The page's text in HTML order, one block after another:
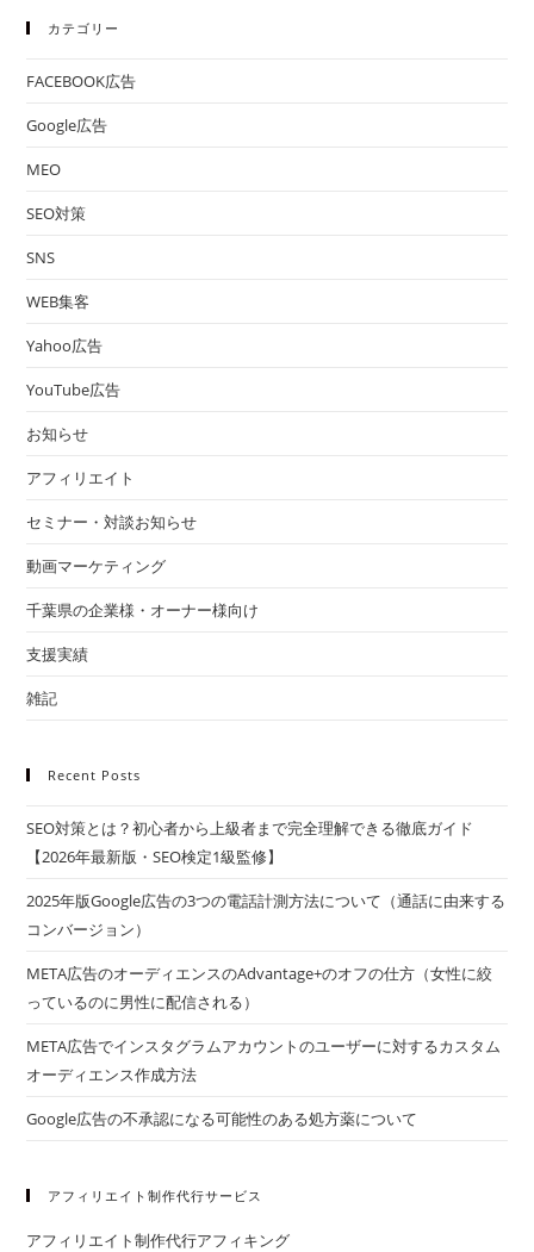
カテゴリー
FACEBOOK広告
Google広告
MEO
SEO対策
SNS
WEB集客
Yahoo広告
YouTube広告
お知らせ
アフィリエイト
セミナー・対談お知らせ
動画マーケティング
千葉県の企業様・オーナー様向け
支援実績
雑記
Recent Posts
SEO対策とは？初心者から上級者まで完全理解できる徹底ガイド
【2026年最新版・SEO検定1級監修】
2025年版Google広告の3つの電話計測方法について（通話に由来する
コンバージョン）
META広告のオーディエンスのAdvantage+のオフの仕方（女性に絞
っているのに男性に配信される）
META広告でインスタグラムアカウントのユーザーに対するカスタム
オーディエンス作成方法
Google広告の不承認になる可能性のある処方薬について
アフィリエイト制作代行サービス
アフィリエイト制作代行アフィキング